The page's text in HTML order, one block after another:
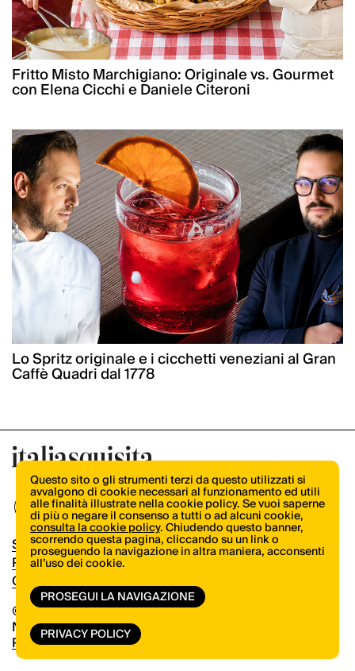
Fritto Misto Marchigiano: Originale vs. Gourmet
con Elena Cicchi e Daniele Citeroni
Lo Spritz originale e i cicchetti veneziani al Gran
Caffè Quadri dal 1778
© Copyright 2026.Vertical.it
N.ro Iscrizione ROC 32504
Privacy Policy
Shop
Pubblicità
Contatti
Questo sito o gli strumenti terzi da questo utilizzati si
avvalgono di cookie necessari al funzionamento ed utili
alle finalità illustrate nella cookie policy. Se vuoi saperne
di più o negare il consenso a tutti o ad alcuni cookie,
consulta la cookie policy. Chiudendo questo banner,
scorrendo questa pagina, cliccando su un link o
proseguendo la navigazione in altra maniera, acconsenti
all’uso dei cookie.
PROSEGUI LA NAVIGAZIONE
PRIVACY POLICY